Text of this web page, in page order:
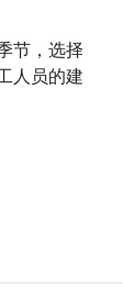
节，选择
人员的建